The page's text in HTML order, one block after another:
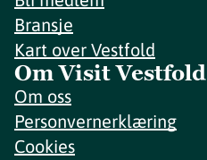
Bransje
Kart over Vestfold
Om Visit Vestfold
Om oss
Personvernerklæring
Cookies